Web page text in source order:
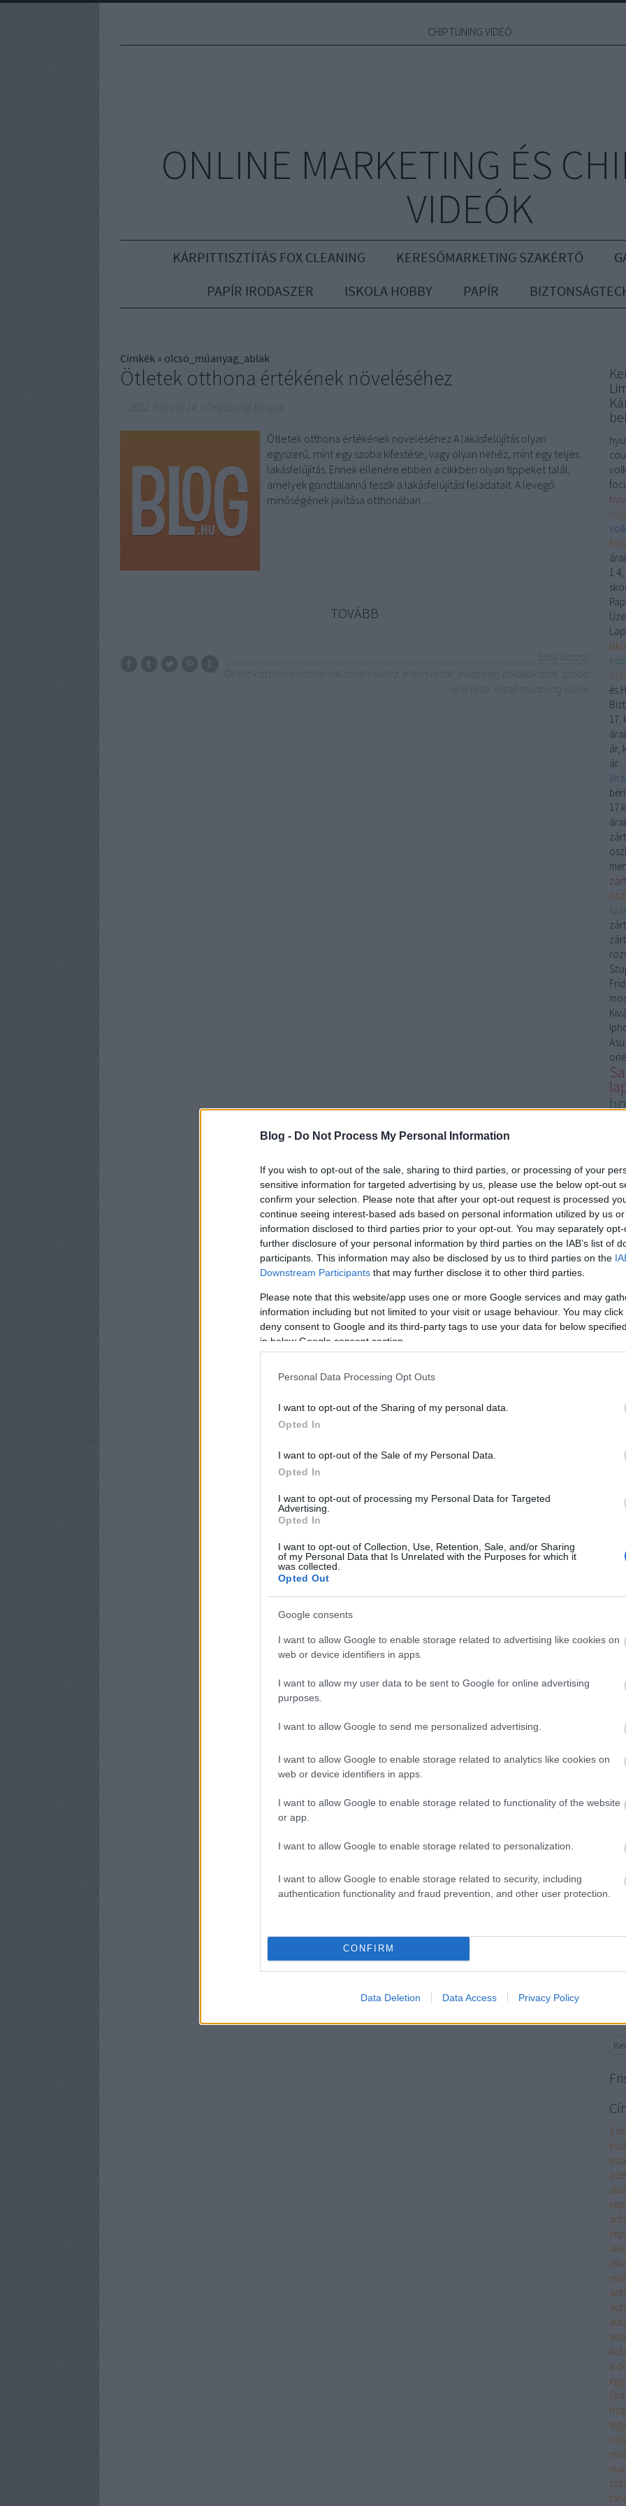
Blog - Do Not Process My Personal Information
If you wish to opt-out of the sale, sharing to third parties, or processing of your
sensitive information for targeted advertising by us, please use the below opt-out
confirm your selection. Please note that after your opt-out request is processed
continue seeing interest-based ads based on personal information utilized by us
information disclosed to third parties prior to your opt-out. You may separately
further disclosure of your personal information by third parties on the IAB’s list of
participants. This information may also be disclosed by us to third parties on the
Downstream Participants that may further disclose it to other third parties.
Please note that this website/app uses one or more Google services and may
information including but not limited to your visit or usage behaviour. You may
deny consent to Google and its third-party tags to use your data for below
in below Google consent section.
Personal Data Processing Opt Outs
I want to opt-out of the Sharing of my personal data.
Opted In
I want to opt-out of the Sale of my Personal Data.
Opted In
I want to opt-out of processing my Personal Data for Targeted
Advertising.
Opted In
I want to opt-out of Collection, Use, Retention, Sale, and/or Sharing
of my Personal Data that Is Unrelated with the Purposes for which it
was collected.
Opted Out
Google consents
I want to allow Google to enable storage related to advertising like cookies on
web or device identifiers in apps.
I want to allow my user data to be sent to Google for online advertising
purposes.
I want to allow Google to send me personalized advertising.
I want to allow Google to enable storage related to analytics like cookies on
web or device identifiers in apps.
I want to allow Google to enable storage related to functionality of the website
or app.
I want to allow Google to enable storage related to personalization.
I want to allow Google to enable storage related to security, including
authentication functionality and fraud prevention, and other user protection.
CONFIRM
Data Deletion Data Access Privacy Policy
CHIPTUNING VIDEÓ
ONLINE MARKETING ÉS
VIDEÓK
KÁRPITTISZTÍTÁS FOX CLEANING KERESŐMARKETING SZAKÉRTŐ
PAPÍR IRODASZER
ISKOLA HOBBY PAPÍR
Címkék » olcsó_műanyag_ablak
Ötletek otthona értékének növeléséhez
Ötletek otthona értékének növeléséhez A lakásfelújítás olyan
egyszerű, mint egy szoba kifestése, vagy olyan nehéz, mint egy teljes
lakásfelújítás. Ennek ellenére ebben a cikkben olyan tippeket talál,
amelyek gondtalanná teszik a lakásfelújítási feladatait. A levegő
minőségének javítása otthonában…
TOVÁBB
és
17.
ár,
ár
is
1
a